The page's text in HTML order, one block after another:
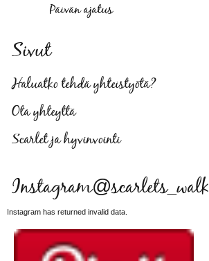
Päivän ajatus
Sivut
Haluatko tehdä yhteistyötä?
Ota yhteyttä
Scarlet ja hyvinvointi
Instagram@scarlets_walk
Instagram has returned invalid data.